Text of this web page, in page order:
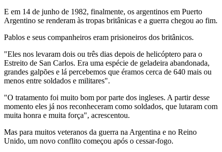
E em 14 de junho de 1982, finalmente, os argentinos em Puerto
Argentino se renderam às tropas britânicas e a guerra chegou ao fim.
Pablos e seus companheiros eram prisioneiros dos britânicos.
"Eles nos levaram dois ou três dias depois de helicóptero para o
Estreito de San Carlos. Era uma espécie de geladeira abandonada,
grandes galpões e lá percebemos que éramos cerca de 640 mais ou
menos entre soldados e militares".
"O tratamento foi muito bom por parte dos ingleses. A partir desse
momento eles já nos reconheceram como soldados, que lutaram com
muita honra e muita força", acrescentou.
Mas para muitos veteranos da guerra na Argentina e no Reino
Unido, um novo conflito começou após o cessar-fogo.